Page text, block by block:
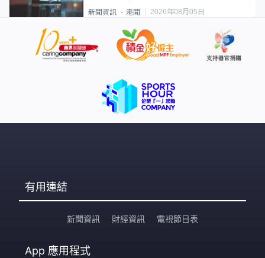
新聞資訊 港聞 2026年08月05日
有用連結
新聞資訊 財經資訊 電視節目表
App 應用程式